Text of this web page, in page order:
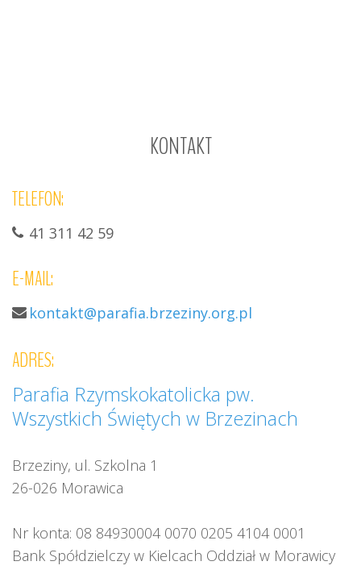
KONTAKT
TELEFON:
41 311 42 59
E-MAIL:
kontakt@parafia.brzeziny.org.pl
ADRES:
Parafia Rzymskokatolicka pw.
Wszystkich Świętych w Brzezinach
Brzeziny, ul. Szkolna 1
26-026 Morawica
Nr konta: 08 84930004 0070 0205 4104 0001
Bank Spółdzielczy w Kielcach Oddział w Morawicy